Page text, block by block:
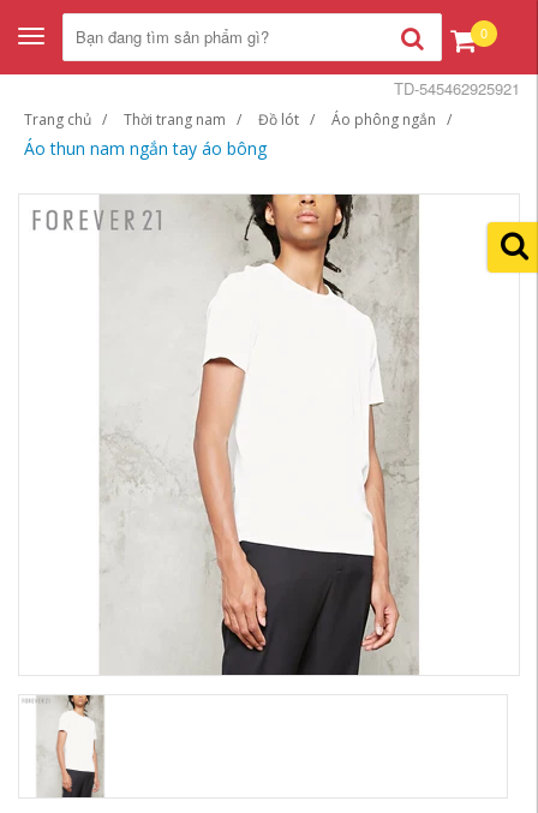
Toggle
navigation
0
Trang chủ Thời trang nam Đồ lót Áo phông ngắn
Áo thun nam ngắn tay áo bông
TD-545462925921